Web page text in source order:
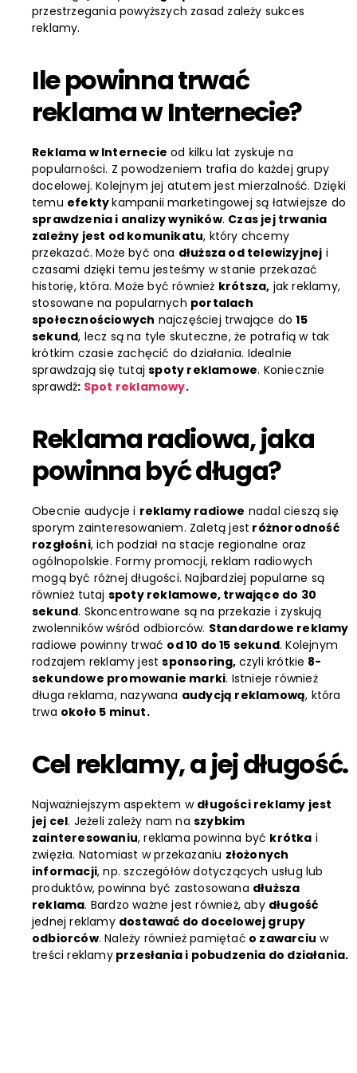
przestrzegania powyższych zasad zależy sukces
reklamy.
Ile powinna trwać
reklama w Internecie?
Reklama w Internecie od kilku lat zyskuje na
popularności. Z powodzeniem trafia do każdej grupy
docelowej. Kolejnym jej atutem jest mierzalność. Dzięki
temu efektykampanii marketingowej są łatwiejsze do
sprawdzenia i analizy wyników. Czas jej trwania
zależny jest od komunikatu, który chcemy
przekazać. Może być ona dłuższa od telewizyjnej i
czasami dzięki temu jesteśmy w stanie przekazać
historię, która. Może być również krótsza, jak reklamy,
stosowane na popularnych portalach
społecznościowych najczęściej trwające do15
sekund, lecz są na tyle skuteczne, że potrafią w tak
krótkim czasie zachęcić do działania. Idealnie
sprawdzają się tutajspoty reklamowe. Koniecznie
sprawdź: Spot reklamowy.
Reklama radiowa, jaka
powinna być długa?
Obecnie audycje i reklamy radiowe nadal cieszą się
sporym zainteresowaniem. Zaletą jest różnorodność
rozgłośni, ich podział na stacje regionalne oraz
ogólnopolskie. Formy promocji, reklam radiowych
mogą być różnej długości. Najbardziej popularne są
również tutaj spoty reklamowe, trwające do 30
sekund. Skoncentrowane są na przekazie i zyskują
zwolenników wśród odbiorców. Standardowe reklamy
radiowe powinny trwać od 10 do 15 sekund. Kolejnym
rodzajem reklamy jestsponsoring, czyli krótkie 8-
sekundowe promowanie marki. Istnieje również
długa reklama, nazywana audycją reklamową, która
trwa około 5 minut.
Cel reklamy, a jej długość.
Najważniejszym aspektem w długości reklamy jest
jej cel. Jeżeli zależy nam naszybkim
zainteresowaniu, reklama powinna być krótka i
zwięzła. Natomiast w przekazaniu złożonych
informacji, np. szczegółów dotyczących usług lub
produktów, powinna być zastosowana dłuższa
reklama. Bardzo ważne jest również, aby długość
jednej reklamy dostawać do docelowej grupy
odbiorców. Należy również pamiętać o zawarciu w
treści reklamyprzesłania i pobudzenia do działania.